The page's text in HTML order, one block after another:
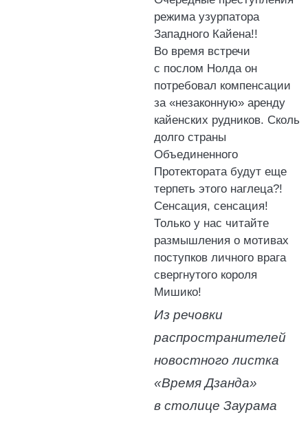
режима узурпатора
Западного Кайена!!
Во время встречи
с послом Нолда он
потребовал компенсации
за «незаконную» аренду
кайенских рудников. Сколь
долго страны
Объединенного
Протектората будут еще
терпеть этого наглеца?!
Сенсация, сенсация!
Только у нас читайте
размышления о мотивах
поступков личного врага
свергнутого короля
Мишико!
Из речовки
распространителей
новостного листка
«Время Дзанда»
в столице Заурама